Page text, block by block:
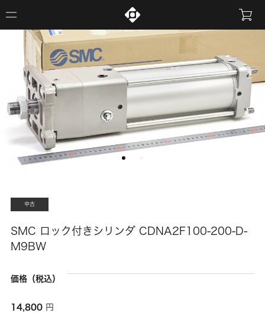
中古
SMC ロック付きシリンダ CDNA2F100-200-D-
M9BW
価格（税込）
14,800 円